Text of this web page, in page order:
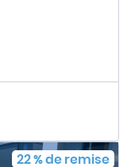
22%de remise